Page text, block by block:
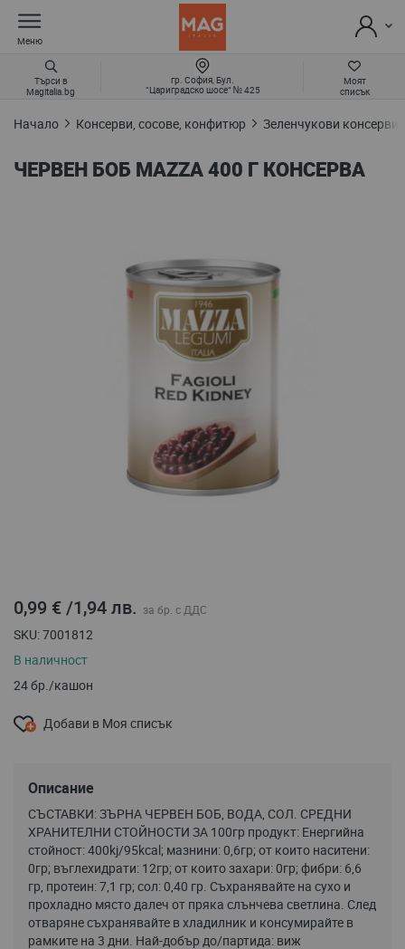
Меню
Търси в
Magitalia.bg
Моят
списък
гр. София, Бул.
“Цариградско шосе“ № 425
Начало Консерви, сосове, конфитюр Зеленчукови консерви
ЧЕРВЕН БОБ MAZZA 400 Г КОНСЕРВА
началото
на
със
снимки
0,99 €/1,94 лв.
SKU 7001812
В наличност
24 бр./кашон
Добави в Моя списък
Описание
СЪСТАВКИ: ЗЪРНА ЧЕРВЕН БОБ, ВОДА, СОЛ. СРЕДНИ
ХРАНИТЕЛНИ СТОЙНОСТИ ЗА 100гр продукт: Енергийна
стойност: 400kj/95kcal; мазнини: 0,6гр; от които наситени:
0гр; въглехидрати: 12гр; от които захари: 0гр; фибри: 6,6
гр, протеин: 7,1 гр; сол: 0,40 гр. Съхранявайте на сухо и
прохладно място далеч от пряка слънчева светлина. След
отваряне съхранявайте в хладилник и консумирайте в
рамките на 3 дни. Най-добър до/партида: виж